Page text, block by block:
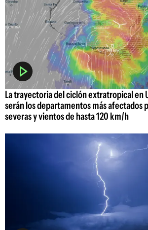
La trayectoria del ciclón extratropical en
serán los departamentos más afectados
severas y vientos de hasta 120 km/h